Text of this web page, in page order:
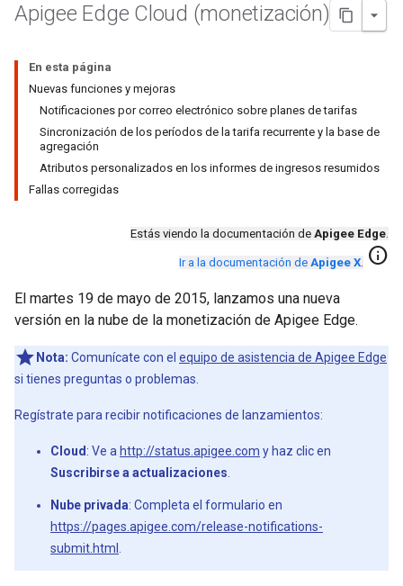
Apigee Edge Cloud (monetización)
En esta página
Nuevas funciones y mejoras
Notificaciones por correo electrónico sobre planes de tarifas
Sincronización de los períodos de la tarifa recurrente y la base de
agregación
Atributos personalizados en los informes de ingresos resumidos
Fallas corregidas
Estás viendo la documentación de Apigee Edge.
Ir a la documentación de Apigee X. info
El martes 19 de mayo de 2015, lanzamos una nueva
versión en la nube de la monetización de Apigee Edge.
Nota: Comunícate con el equipo de asistencia de Apigee Edge
si tienes preguntas o problemas.
Regístrate para recibir notificaciones de lanzamientos:
Cloud : Ve a http://status.apigee.com y haz clic en
Suscribirse a actualizaciones
Nube privada: Completa el formulario en
https://pages.apigee.com/release-notifications-
submit.html